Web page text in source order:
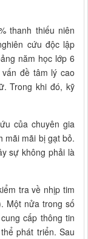
thanh thiếu niên
cứu độc lập
năm học lớp 6
đề tâm lý cao
Trong khi đó, kỹ
của chuyên gia
mãi mãi bị gạt bỏ.
sự không phải là
tra về nhịp tim
Một nửa trong số
cấp thông tin
phát triển. Sau